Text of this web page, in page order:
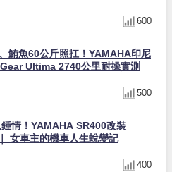
600
鮪魚60公斤照扛！YAMAHA印尼
Ultima 2740公里耐操實測
500
情！YAMAHA SR400改裝
女車主的機車人生蛻變記
400